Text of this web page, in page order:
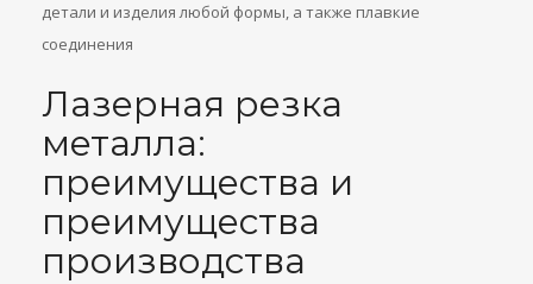
детали и изделия любой формы, а также плавкие
соединения
Лазерная резка
металла:
преимущества и
преимущества
производства